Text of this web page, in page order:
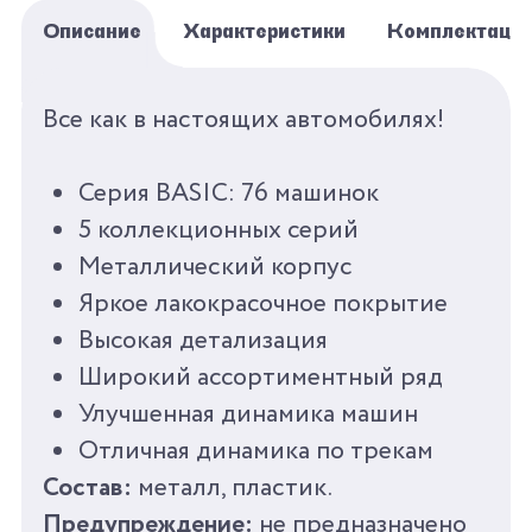
Описание Характеристики
Все как в настоящих автомобилях!
Серия BASIC: 76 машинок
5 коллекционных серий
Металлический корпус
Яркое лакокрасочное покрытие
Высокая детализация
Широкий ассортиментный ряд
Улучшенная динамика машин
Отличная динамика по трекам
Состав: металл, пластик.
БРЕНД AUTOPROFI
СЕРИЯ
МАШИНКИ 1:64 BASIC
ПОЛ ДЛЯ МАЛЬЧИКОВ
ВОЗРАСТ
КОЛИЧЕСТВО ЦВЕТОВ
КОЛИЧЕСТВО
АКСЕССУАРОВ